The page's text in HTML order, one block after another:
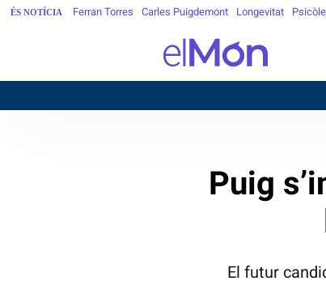
ÉS NOTÍCIA Ferran Torres Carles Puigdemont Longevitat
Puig
El futur